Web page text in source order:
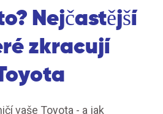
Nejčastější
zkracují
vaše Toyota - a jak